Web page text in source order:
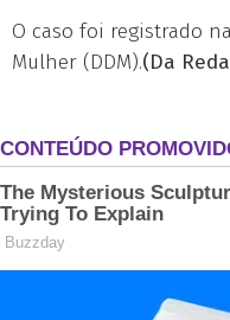
O caso foi registrado
Mulher (DDM).(Da